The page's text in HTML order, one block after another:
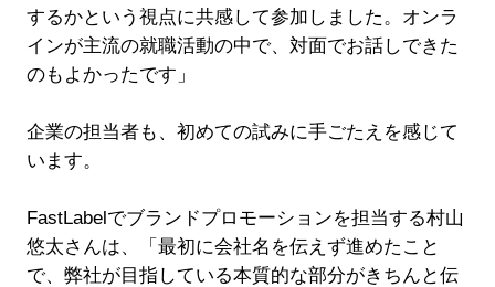
するかという視点に共感して参加しました。オンラ
インが主流の就職活動の中で、対面でお話しできた
のもよかったです」
企業の担当者も、初めての試みに手ごたえを感じて
います。
FastLabelでブランドプロモーションを担当する村山
悠太さんは、「最初に会社名を伝えず進めたこと
で、弊社が目指している本質的な部分がきちんと伝